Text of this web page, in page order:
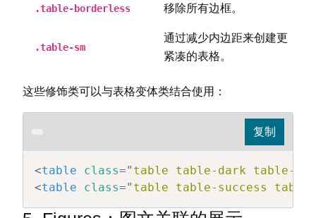
.table-borderless 移除所有边框。
.table-sm
通过减少内边距来创建更
紧凑的表格。
这些修饰类可以与表格变体类结合使用：
<table class=" table table-dark table-
<table class=" table table-success